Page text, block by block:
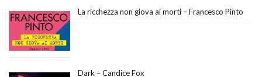
La ricchezza non giova ai morti – Francesco Pinto
Dark – Candice Fox